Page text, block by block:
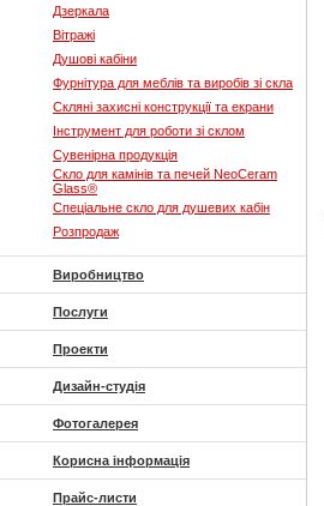
Дзеркала
Вітражі
Душові кабіни
Фурнітура для меблів та виробів зі скла
Скляні захисні конструкції та екрани
Інструмент для роботи зі склом
Сувенірна продукція
Скло для камінів та печей NeoCeram
Glass®
Спеціальне скло для душевих кабін
Розпродаж
Виробництво
Послуги
Проекти
Дизайн-студія
Фотогалерея
Корисна інформація
Прайс-листи